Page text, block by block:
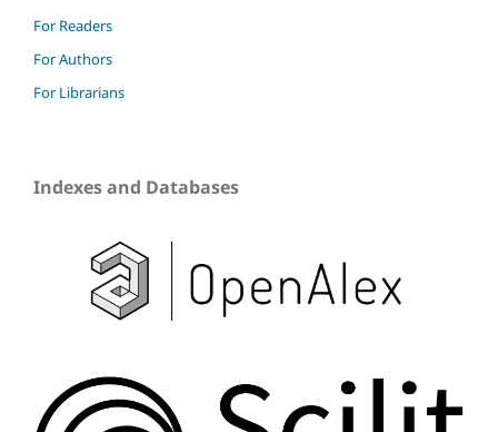
For Readers
For Authors
For Librarians
Indexes and Databases